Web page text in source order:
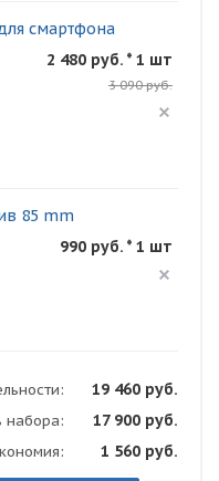
смартфона
2 480 руб. * 1 шт
3 090 руб.
85 mm
990 руб. * 1 шт
19 460 руб.
набора: 17 900 руб.
1 560 руб.